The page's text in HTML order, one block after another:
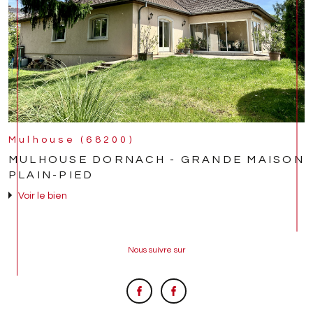
Mulhouse (68200)
MULHOUSE DORNACH - GRANDE MAISON
PLAIN-PIED
Voir le bien
Nous suivre sur